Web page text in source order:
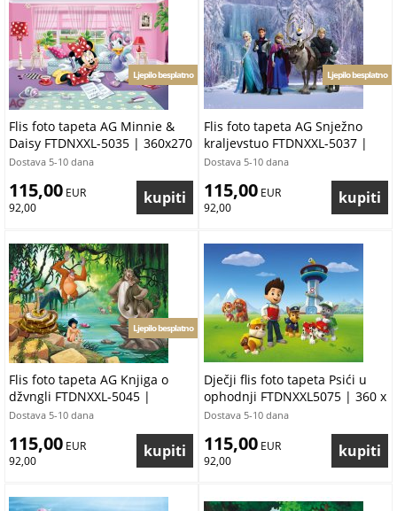
Flis foto tapeta AG Minnie &
Daisy FTDNXXL-5035 | 360x270
cm
Ljepilo besplatno
Dostava 5-10 dana
115,00 EUR
92,00
Flis foto tapeta AG Snježno
kraljevstuo FTDNXXL-5037 |
360x270 cm
Ljepilo besplatno
Dostava 5-10 dana
115,00 EUR
92,00
Flis foto tapeta AG Knjiga o
džvngli FTDNXXL-5045 |
360x270 cm
Ljepilo besplatno
Dostava 5-10 dana
115,00 EUR
92,00
Dječji flis foto tapeta Psići u
ophodnji FTDNXXL5075 | 360 x
270 cm
Dostava 5-10 dana
115,00 EUR
92,00